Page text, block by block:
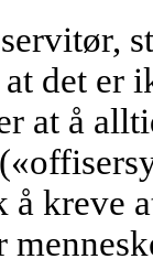
det er
at å
å kreve